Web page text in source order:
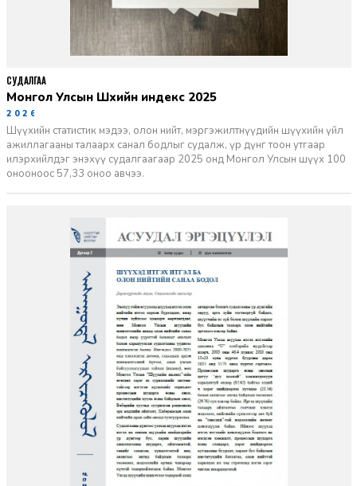
Монгол Улсын Шүүхийн индекс 2025
2026-06-11
Шүүхийн статистик мэдээ, олон нийт, мэргэжилтнүүдийн шүүхийн үйл
ажиллагааны талаарх санал бодлыг судалж, үр дүнг тоон утгаар
илэрхийлдэг энэхүү судалгаагаар 2025 онд Монгол Улсын шүүх 100
онооноос 57,33 оноо авчээ.
СУДАЛГАА